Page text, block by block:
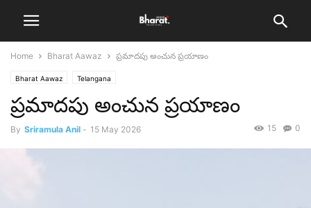
Home Bharat Aawaz ప్రమాదపు అంచున ప్రయాణం
Bharat Aawaz Telangana
ప్రమాదపు అంచున ప్రయాణం
By Sriramula Anil - 15 May 2026 0
15